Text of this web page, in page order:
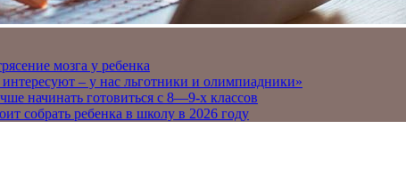
мозга у ребенка
– у нас льготники и олимпиадники»
начинать готовиться с 8—9-х классов
собрать ребенка в школу в 2026 году